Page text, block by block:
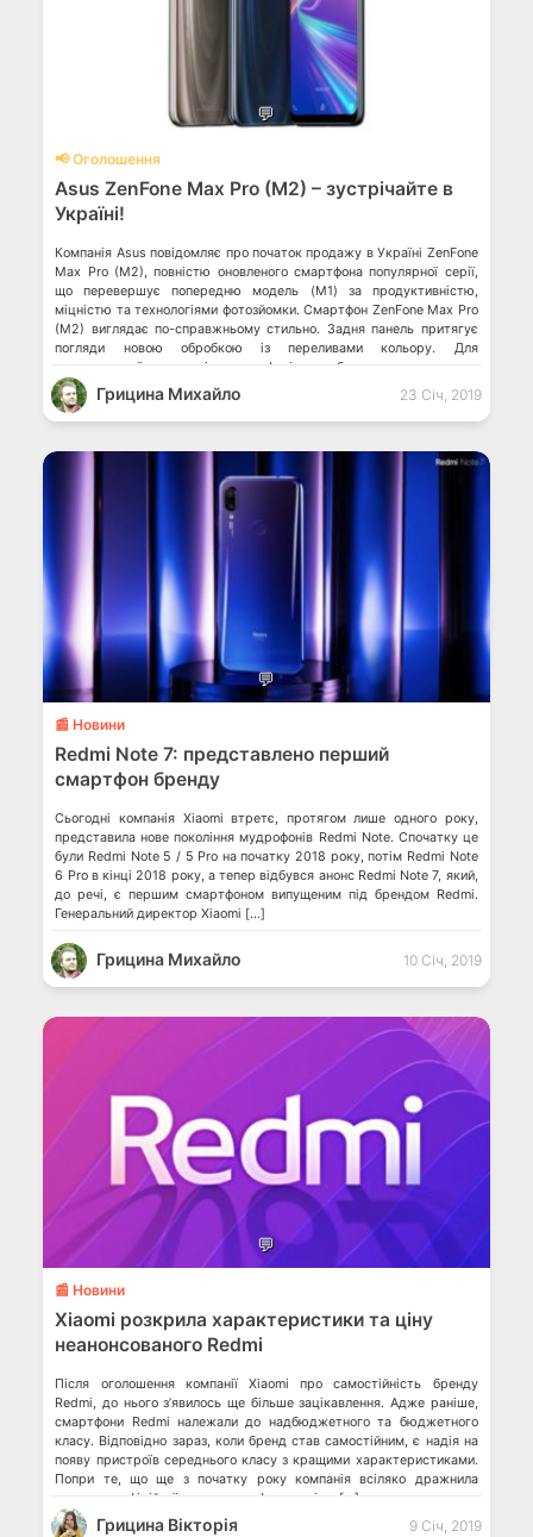
💬
📢 Оголошення
Asus ZenFone Max Pro (M2) – зустрічайте в
Україні!
Компанія Asus повідомляє про початок продажу в Україні ZenFone
Max Pro (M2), повністю оновленого смартфона популярної серії,
що перевершує попередню модель (M1) за продуктивністю,
міцністю та технологіями фотозйомки. Смартфон ZenFone Max Pro
(M2) виглядає по-справжньому стильно. Задня панель притягує
погляди новою обробкою із переливами кольору. Для
максимальної зручності у смартфоні передбачено два слоти для
SIM-карт […]Грицина Михайло 23 Січ, 2019
💬
📰 Новини
Redmi Note 7: представлено перший
смартфон бренду
Сьогодні компанія Xiaomi втретє, протягом лише одного року,
представила нове покоління мудрофонів Redmi Note. Спочатку це
були Redmi Note 5 / 5 Pro на початку 2018 року, потім Redmi Note
6 Pro в кінці 2018 року, а тепер відбувся анонс Redmi Note 7, який,
до речі, є першим смартфоном випущеним під брендом Redmi.
Генеральний директор Xiaomi […]
Грицина Михайло 10 Січ, 2019
💬
📰 Новини
Xiaomi розкрила характеристики та ціну
неанонсованого Redmi
Після оголошення компанії Xiaomi про самостійність бренду
Redmi, до нього з’явилось ще більше зацікавлення. Адже раніше,
смартфони Redmi належали до надбюджетного та бюджетного
класу. Відповідно зараз, коли бренд став самостійним, є надія на
появу пристроїв середнього класу з кращими характеристиками.
Попри те, що ще з початку року компанія всіляко дражнила
натяками, офіційної назви смартфона досі не […]
Грицина Вікторія 9 Січ, 2019